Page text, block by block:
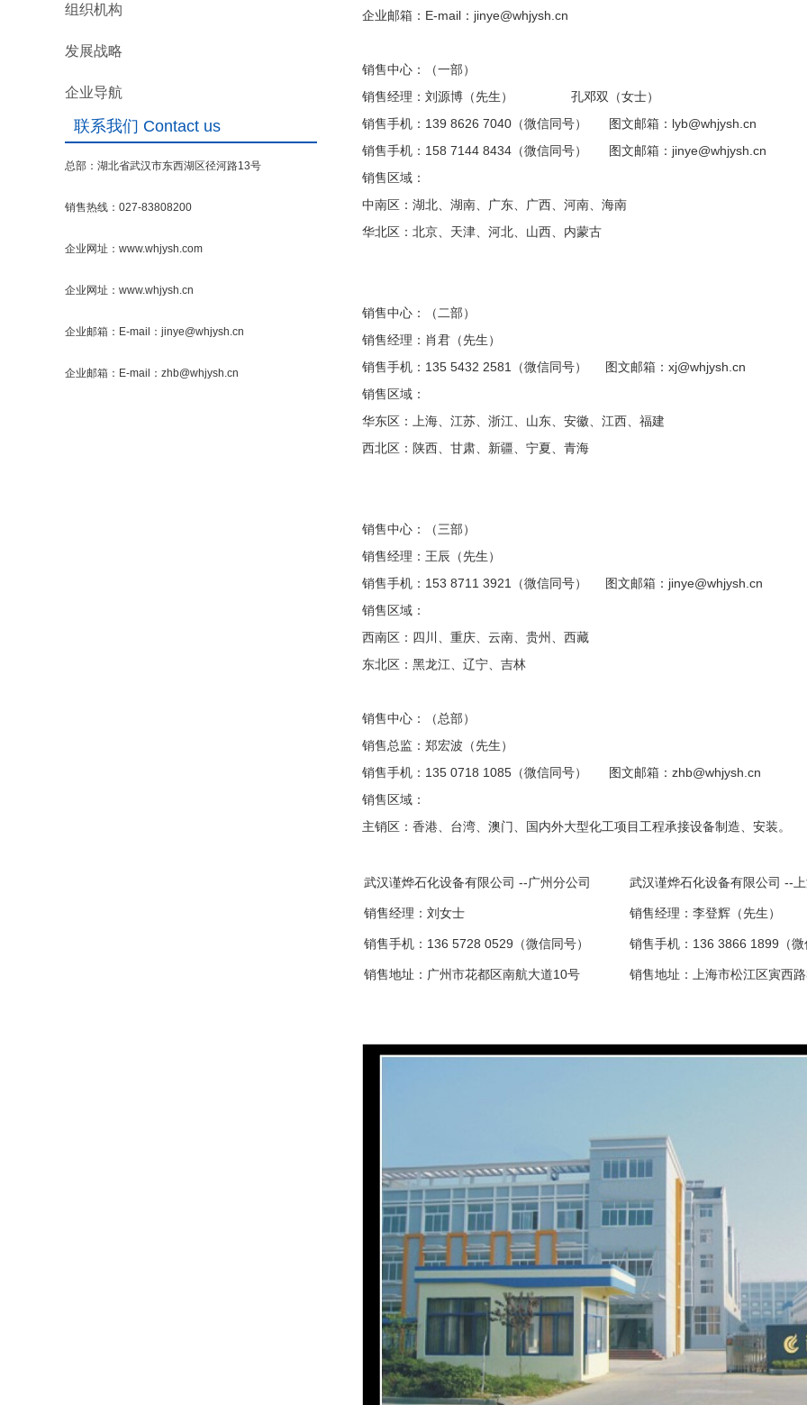
组织机构
发展战略
企业导航
联系我们 Contact us
总部：湖北省武汉市东西湖区径河路13号
销售热线：027-83808200
企业网址：www.whjysh.com
企业网址：www.whjysh.cn
企业邮箱：E-mail：jinye@whjysh.cn
企业邮箱：E-mail：zhb@whjysh.cn
企业邮箱：E-mail：jinye@whjysh.cn
销售中心：（一部）
销售经理：刘源博（先生） 孔邓双（女士）
销售手机：139 8626 7040（微信同号） 图文邮箱：lyb@whjysh.cn
销售手机：158 7144 8434（微信同号） 图文邮箱：jinye@whjysh.cn
销售区域：
中南区：湖北、湖南、广东、广西、河南、海南
华北区：北京、天津、河北、山西、内蒙古
销售中心：（二部）
销售经理：肖君（先生）
销售手机：135 5432 2581（微信同号） 图文邮箱：xj@whjysh.cn
销售区域：
华东区：上海、江苏、浙江、山东、安徽、江西、福建
西北区：陕西、甘肃、新疆、宁夏、青海
销售中心：（三部）
销售经理：王辰（先生）
销售手机：153 8711 3921（微信同号） 图文邮箱：jinye@whjysh.cn
销售区域：
西南区：四川、重庆、云南、贵州、西藏
东北区：黑龙江、辽宁、吉林
销售中心：（总部）
销售总监：郑宏波（先生）
销售手机：135 0718 1085（微信同号） 图文邮箱：zhb@whjysh.cn
销售区域：
主销区：香港、台湾、澳门、国内外大型化工项目工程承接设备制造、安装。
武汉谨烨石化设备有限公司 --广州分公司 武汉谨烨石化设备有限公司 --
销售经理：刘女士 销售经理：李登辉（先生）
销售手机：136 5728 0529（微信同号） 销售手机：136 3866 1899（微
销售地址：广州市花都区南航大道10号 销售地址：上海市松江区寅西